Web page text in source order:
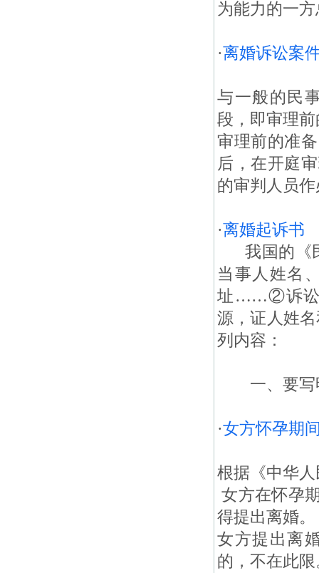
为能力的一
·离婚诉讼案
与一般的民
段，即审理
审理前的准
后，在开庭
的审判人员
·离婚起诉书
我国的《
当事人姓名
址……②诉讼
源，证人姓
列内容：
一、要写
·女方怀孕期
根据《中华
女方在怀孕
得提出离婚。
女方提出离
的，不在此限